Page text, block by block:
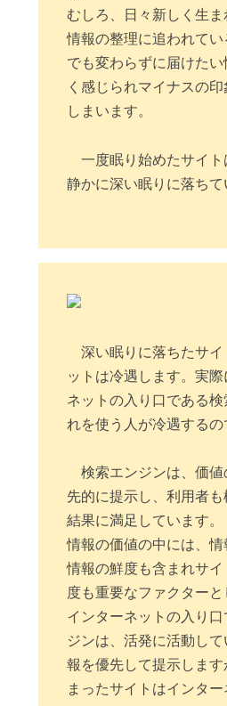
むしろ、日々新しく生
情報の整理に追われてい
でも変わらずに届けた
く感じられマイナスの
しまいます。
一度眠り始めたサイト
静かに深い眠りに落ちて
深い眠りに落ちたサ
ットは冷遇します。実
ネットの入り口である
れを使う人が冷遇するの
検索エンジンは、価
先的に提示し、利用者
結果に満足しています。
情報の価値の中には、
情報の鮮度も含まれサ
度も重要なファクターと
インターネットの入り
ジンは、活発に活動し
報を優先して提示しま
まったサイトはインタ